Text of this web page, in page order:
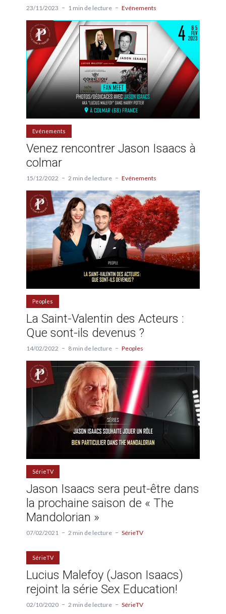
23/11/2023 1 min de lecture Evénements
Evénements
Venez rencontrer Jason Isaacs à
colmar
15/12/2022 2 min de lecture Evénements
Peoples
La Saint-Valentin des Acteurs :
Que sont-ils devenus ?
14/02/2022 8 min de lecture Peoples
SérieTV
Jason Isaacs sera peut-être dans
la prochaine saison de « The
Mandolorian »
07/02/2021 2 min de lecture SérieTV
SérieTV
Lucius Malefoy (Jason Isaacs)
rejoint la série Sex Education!
02/10/2020 2 min de lecture SérieTV